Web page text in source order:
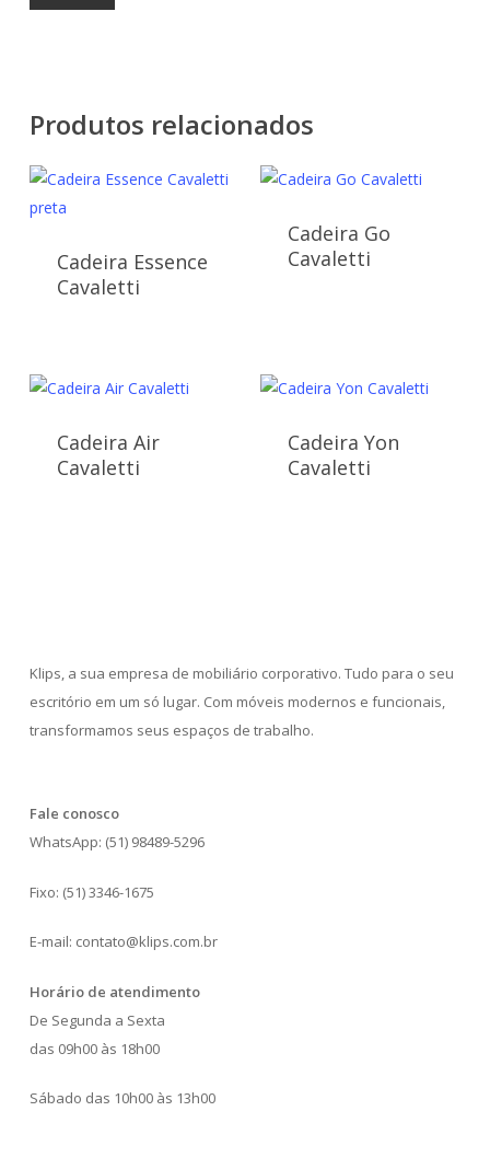
Produtos relacionados
Cadeira Essence
Cavaletti
Cadeira Go
Cavaletti
Cadeira Air
Cavaletti
Cadeira Yon
Cavaletti
Klips, a sua empresa de mobiliário corporativo. Tudo para o seu
escritório em um só lugar. Com móveis modernos e funcionais,
transformamos seus espaços de trabalho.
Fale conosco
WhatsApp: (51) 98489-5296
Fixo: (51) 3346-1675
E-mail: contato@klips.com.br
Horário de atendimento
De Segunda a Sexta
das 09h00 às 18h00
Sábado das 10h00 às 13h00